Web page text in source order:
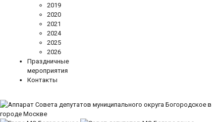
2019
2020
2021
2024
2025
2026
Праздничные
мероприятия
Контакты